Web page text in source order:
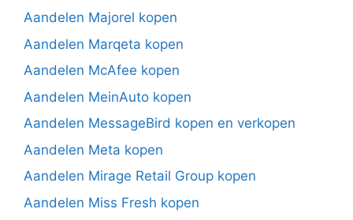
Aandelen Majorel kopen
Aandelen Marqeta kopen
Aandelen McAfee kopen
Aandelen MeinAuto kopen
Aandelen MessageBird kopen en verkopen
Aandelen Meta kopen
Aandelen Mirage Retail Group kopen
Aandelen Miss Fresh kopen